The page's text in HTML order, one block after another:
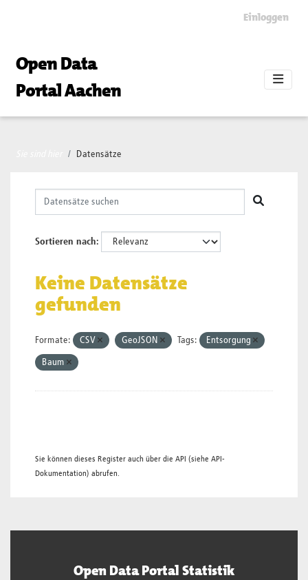
Einloggen
Open Data
Portal Aachen
Datensätze
Sortieren nach
Keine Datensätze
gefunden
Formate: CSV GeoJSON Tags: Entsorgung
Baum
Sie können dieses Register auch über die API (siehe API-
Dokumentation) abrufen.
Open Data Portal Statistik